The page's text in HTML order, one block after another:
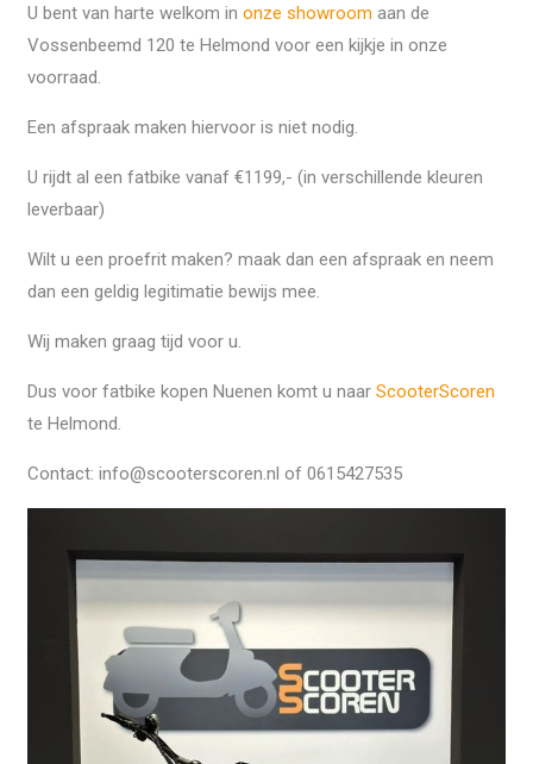
U bent van harte welkom inonze showroomaan de
Vossenbeemd 120 te Helmond voor een kijkje in onze
voorraad.
Een afspraak maken hiervoor is niet nodig.
U rijdt al een fatbike vanaf €1199,- (in verschillende kleuren
leverbaar)
Wilt u een proefrit maken? maak dan een afspraak en neem
dan een geldig legitimatie bewijs mee.
Wij maken graag tijd voor u.
Dus voor fatbike kopen Nuenen komt u naarScooterScoren
te Helmond.
Contact: info@scooterscoren.nl of 0615427535